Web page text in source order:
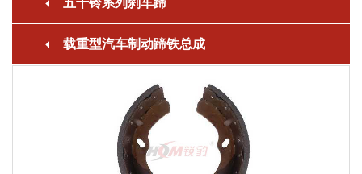
五十铃系列刹车蹄
载重型汽车制动蹄铁总成